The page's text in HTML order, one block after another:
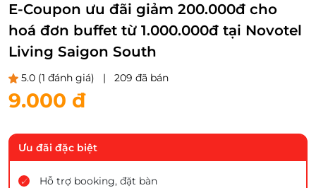
E-Coupon ưu đãi giảm 200.000đ cho
hoá đơn buffet từ 1.000.000đ tại Novotel
Living Saigon South
5.0 (1 đánh giá) | 209 đã bán
9.000 đ
Ưu đãi đặc biệt
Hỗ trợ booking, đặt bàn